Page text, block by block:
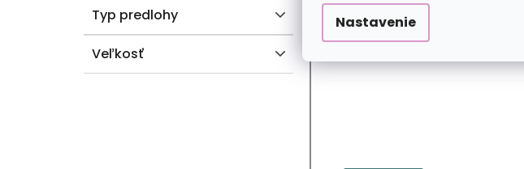
Nastavenie
Typ predlohy
Veľkosť